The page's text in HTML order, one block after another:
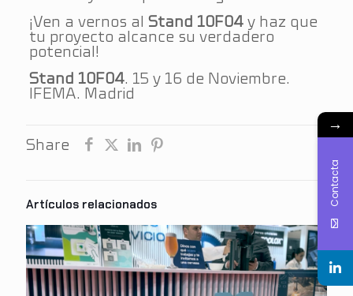
¡Ven a vernos al Stand 10F04y haz que
tu proyecto alcance su verdadero
potencial!
Stand 10F04. 15 y 16 de Noviembre.
IFEMA. Madrid
Share
→
Contacta